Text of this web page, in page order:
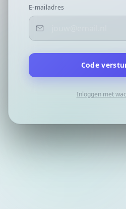
E-mailadres
Code
Inloggen met